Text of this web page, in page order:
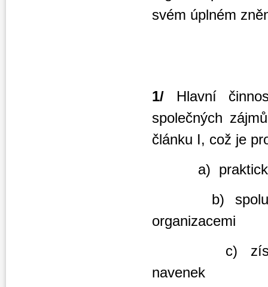
svém úplném
1/ Hlavní
společných
článku I, což je
a) praktické
b) spolupráce
organizacemi
c) získávání
navenek